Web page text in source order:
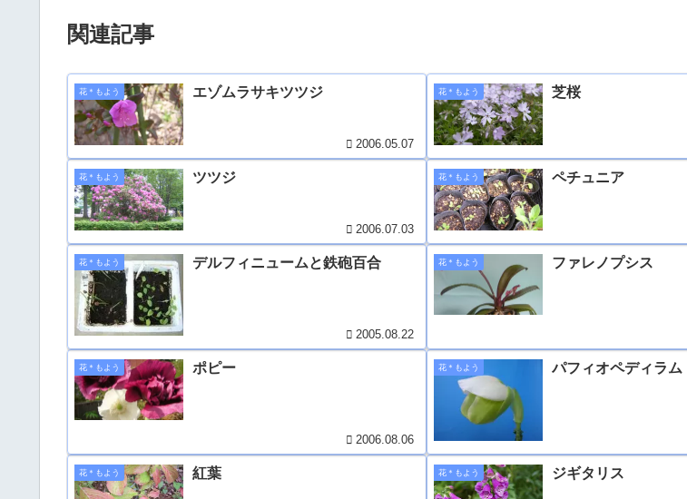
関連記事
花＊もよう エゾムラサキツツジ
2006.05.07
花＊もよう 芝桜
花＊もよう ツツジ
2006.07.03
花＊もよう ペチュニア
花＊もよう デルフィニュームと鉄砲百合
2005.08.22
花＊もよう ファレノプシス
花＊もよう ポピー
2006.08.06
花＊もよう パフィオペディラム
花＊もよう 紅葉 花＊もよう ジギタリス